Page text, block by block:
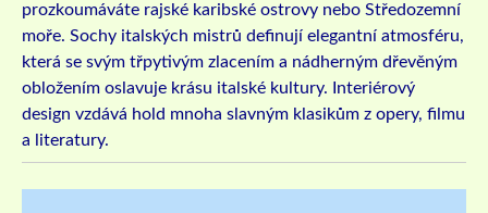
prozkoumáváte rajské karibské ostrovy nebo Středozemní
moře. Sochy italských mistrů definují elegantní atmosféru,
která se svým třpytivým zlacením a nádherným dřevěným
obložením oslavuje krásu italské kultury. Interiérový
design vzdává hold mnoha slavným klasikům z opery, filmu
a literatury.